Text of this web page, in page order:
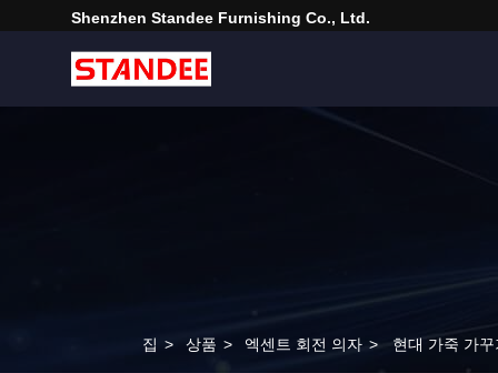
Shenzhen Standee Furnishing Co., Ltd.
집 > 상품 > 엑센트 회전 의자 > 현대 가죽 가